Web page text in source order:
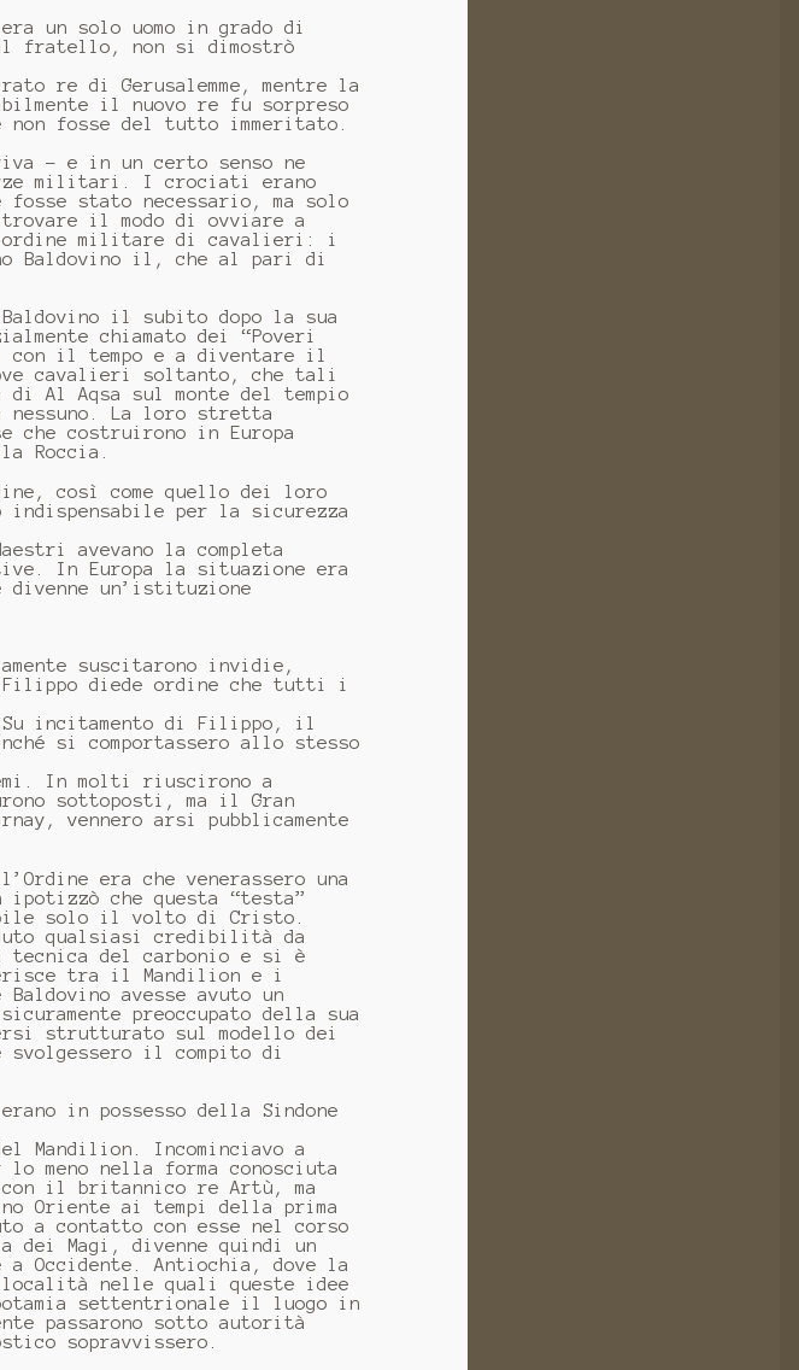
un solo uomo in grado di
fratello, non si dimostrò
re di Gerusalemme, mentre la
il nuovo re fu sorpreso
fosse del tutto immeritato.
- e in un certo senso ne
militari. I crociati erano
stato necessario, ma solo
il modo di ovviare a
ordine militare di cavalieri: i
Baldovino il, che al pari di
Baldovino il subito dopo la sua
chiamato dei “Poveri
con il tempo e a diventare il
cavalieri soltanto, che tali
di Al Aqsa sul monte del tempio
nessuno. La loro stretta
costruirono in Europa
Roccia.
così come quello dei loro
per la sicurezza
avevano la completa
In Europa la situazione era
un’istituzione
suscitarono invidie,
diede ordine che tutti i
incitamento di Filippo, il
si comportassero allo stesso
In molti riuscirono a
sottoposti, ma il Gran
vennero arsi pubblicamente
era che venerassero una
che questa “testa”
solo il volto di Cristo.
qualsiasi credibilità da
tecnica del carbonio e si è
tra il Mandilion e i
avesse avuto un
preoccupato della sua
strutturato sul modello dei
svolgessero il compito di
in possesso della Sindone
Mandilion. Incominciavo a
meno nella forma conosciuta
con il britannico re Artù, ma
Oriente ai tempi della prima
a contatto con esse nel corso
Magi, divenne quindi un
Occidente. Antiochia, dove la
località nelle quali queste idee
settentrionale il luogo in
passarono sotto autorità
sopravvissero.